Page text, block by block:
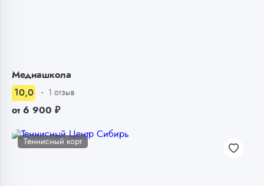
Медиашкола
10,0
1 отзыв
от 6 900 ₽
Теннисный корт